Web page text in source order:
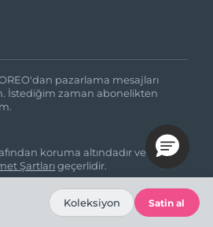
pazarlama mesajları
İstediğim zaman abonelikten
koruma altındadır ve Google
Şartlarıgeçerlidir.
Koleksiyon Satin al